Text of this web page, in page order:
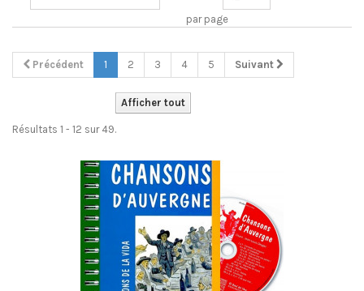
par page
Précédent 1 2 3 4 5 Suivant
Afficher tout
Résultats 1 - 12 sur 49.